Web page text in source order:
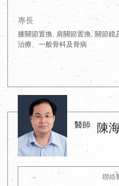
專長
膝關節置換, 肩關節置換, 關節
治療、一般骨科及骨病
醫師 陳
聯絡